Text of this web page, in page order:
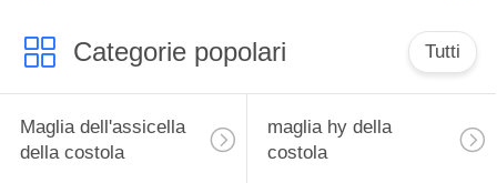
Categorie popolari Tutti
Maglia dell'assicella
della costola
maglia hy della
costola